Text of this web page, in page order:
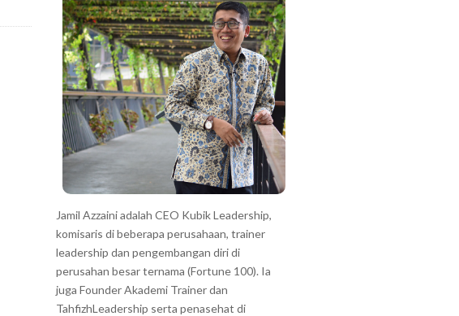
Jamil Azzaini adalah CEO Kubik Leadership,
komisaris di beberapa perusahaan, trainer
leadership dan pengembangan diri di
perusahan besar ternama (Fortune 100). Ia
juga Founder Akademi Trainer dan
TahfizhLeadership serta penasehat di